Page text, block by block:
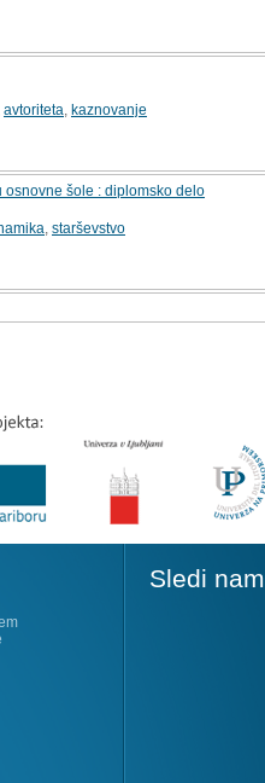
avtoriteta kaznovanje
šole : diplomsko delo
starševstvo
Sledi nam